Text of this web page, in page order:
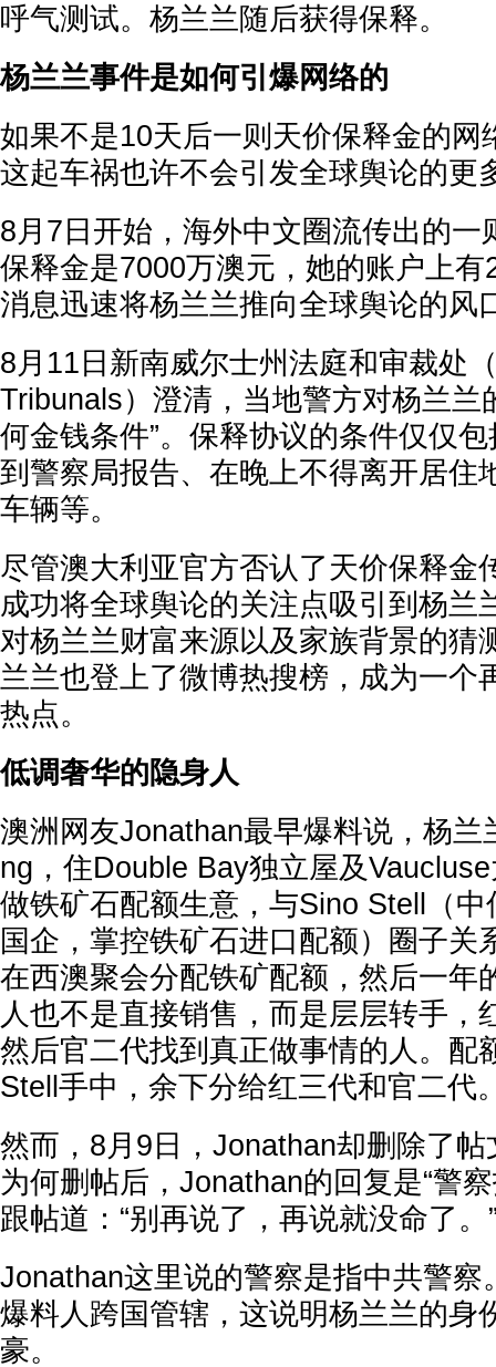
呼气测试。杨兰兰随后获得保释。
杨兰兰事件是如何引爆网络的
如果不是10天后一则天价保释金的网
这起车祸也许不会引发全球舆论的更
8月7日开始，海外中文圈流传出的一
保释金是7000万澳元，她的账户上
消息迅速将杨兰兰推向全球舆论的风
8月11日新南威尔士州法庭和审裁处
Tribunals）澄清，当地警方对杨兰兰
何金钱条件”。保释协议的条件仅仅
到警察局报告、在晚上不得离开居住
车辆等。
尽管澳大利亚官方否认了天价保释金
成功将全球舆论的关注点吸引到杨兰
对杨兰兰财富来源以及家族背景的猜
兰兰也登上了微博热搜榜，成为一个
热点。
低调奢华的隐身人
澳洲网友Jonathan最早爆料说，杨兰
ng，住Double Bay独立屋及
做铁矿石配额生意，与Sino Stell（
国企，掌控铁矿石进口配额）圈子关
在西澳聚会分配铁矿配额，然后一年
人也不是直接销售，而是层层转手，
然后官二代找到真正做事情的人。配
Stell手中，余下分给红三代和官二代
然而，8月9日，Jonathan却删除了
为何删帖后，Jonathan的回复是“警
跟帖道：“别再说了，再说就没命了。
Jonathan这里说的警察是指中共警察
爆料人跨国管辖，这说明杨兰兰的身
豪。